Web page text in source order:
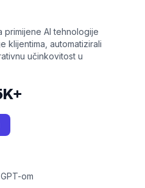
primijene AI tehnologije
klijentima, automatizirali
učinkovitost u
om